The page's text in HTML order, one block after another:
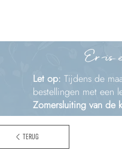
Er is
Let op: Tijdens de
bestellingen met een
Zomersluiting van de
TERUG